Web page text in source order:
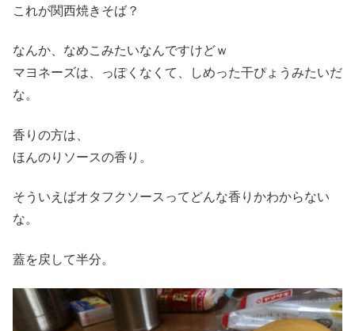
これが関西焼きそば？
なんか、なめこみたいなんですけどｗ
マヨネーズは、っぽくなくて、しめった干ぴょうみたいだ
な。
香りの方は、
ほんのりソースの香り。
そういえばオタフクソースってどんな香りかわからない
な。
蓋を戻して半分。